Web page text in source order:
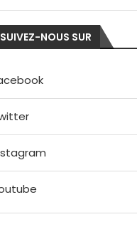
SUIVEZ-NOUS SUR